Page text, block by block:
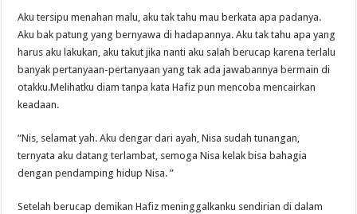
Aku tersipu menahan malu, aku tak tahu mau berkata apa padanya.
Aku bak patung yang bernyawa di hadapannya. Aku tak tahu apa yang
harus aku lakukan, aku takut jika nanti aku salah berucap karena terlalu
banyak pertanyaan-pertanyaan yang tak ada jawabannya bermain di
otakku.Melihatku diam tanpa kata Hafiz pun mencoba mencairkan
keadaan.
“Nis, selamat yah. Aku dengar dari ayah, Nisa sudah tunangan,
ternyata aku datang terlambat, semoga Nisa kelak bisa bahagia
dengan pendamping hidup Nisa. ”
Setelah berucap demikan Hafiz meninggalkanku sendirian di dalam